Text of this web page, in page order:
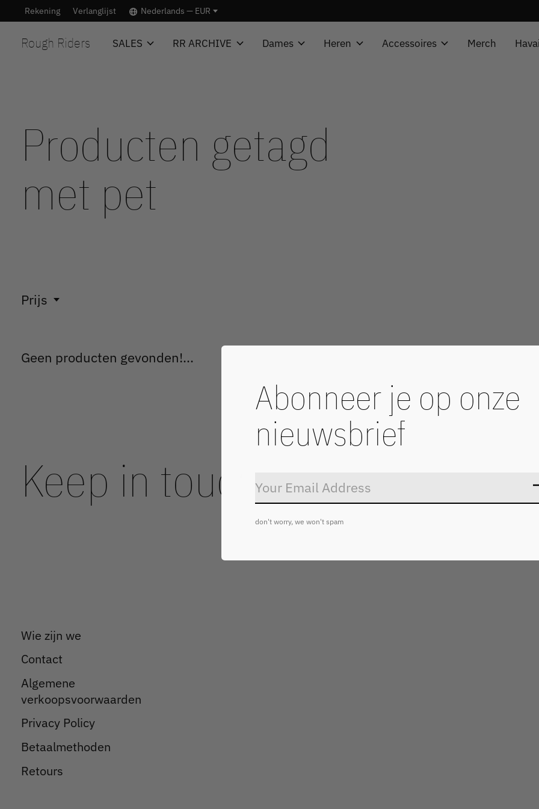
Rekening Verlanglijst Nederlands — EUR
Rough Riders SALES RR ARCHIVE Dames Heren Accessoires Merch
Producten getagd
met pet
Prijs
Geen producten gevonden!...
Keep in touch Don’t
Wie zijn we
Contact
Algemene
verkoopsvoorwaarden
Privacy Policy
Betaalmethoden
Retours
Abonneer je op onze
nieuwsbrief
don't worry, we won't spam